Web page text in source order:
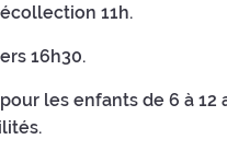
11h.
16h30.
les enfants de 6 à 12